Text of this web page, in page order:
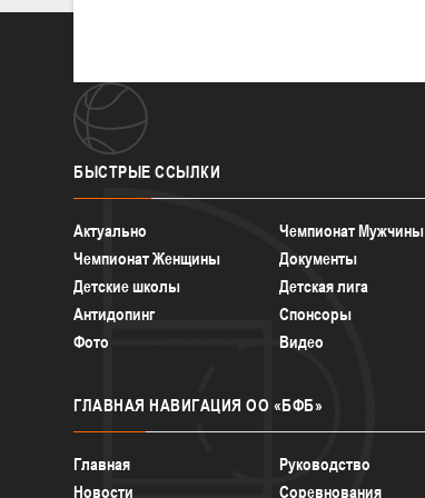
БЫСТРЫЕ ССЫЛКИ
Актуально
Чемпионат Мужчины
Чемпионат Женщины
Документы
Детские школы
Детская лига
Антидопинг
Спонсоры
Фото
Видео
ГЛАВНАЯ НАВИГАЦИЯ ОО «БФБ»
Главная
Руководство
Новости
Соревнования